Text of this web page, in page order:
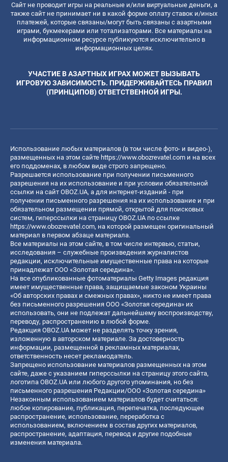
Сайт не проводит игры на реальные и/или виртуальные деньги, а
также сайт не принимает ни в какой форме оплату ставок и/иных
платежей, которые связаны/могут быть связаны с азартными
играми, букмекерами или тотализаторами. Все материалы на
информационном ресурсе публикуются исключительно в
информационных целях.
УЧАСТИЕ В АЗАРТНЫХ ИГРАХ МОЖЕТ ВЫЗЫВАТЬ
ИГРОВУЮ ЗАВИСИМОСТЬ. ПРИДЕРЖИВАЙТЕСЬ ПРАВИЛ
(ПРИНЦИПОВ) ОТВЕТСТВЕННОЙ ИГРЫ.
Использование любых материалов (в том числе фото- и видео-),
размещенных на этом сайте https://www.obozrevatel.com и на всех
его поддоменах, в любом виде строго запрещено.
Разрешается использование при получении письменного
разрешения на их использование и при условии обязательной
ссылки на сайт OBOZ.UA, а для интернет-изданий - при
получении письменного разрешения на их использование и при
обязательном размещении прямой, открытой для поисковых
систем, гиперссылки на страницу OBOZ.UA по ссылке
https://www.obozrevatel.com, на которой размещен оригинальный
материал в первом абзаце материала.
Все материалы на этом сайте, в том числе интервью, статьи,
исследования – служебные произведения журналистов
редакции, исключительные имущественные права на которые
принадлежат ООО «Золотая середина».
На все опубликованные фотоматериалы Getty Images редакция
имеет имущественные права, защищаемые законом Украины
«Об авторских правах и смежных правах», никто не имеет права
без письменного разрешения ООО «Золотая середина» их
использовать, они не подлежат дальнейшему воспроизводству,
переводу, распространению в любой форме.
Редакция OBOZ.UA может не разделять точку зрения,
изложенную в авторском материале. За достоверность
информации, размещенной в рекламных материалах,
ответственность несет рекламодатель.
Запрещено использование материалов размещенных на этом
сайте, даже с указанием гиперссылки на страницу этого сайта,
логотипа OBOZ.UA или любого другого упоминания, но без
письменного разрешения Редакции/ООО «Золотая середина»
Незаконным использованием материалов будет считаться:
любое копирование, публикация, перепечатка, последующее
распространение, использование, переработка с
использованием, включением в состав других материалов,
распространение, адаптация, перевод и другие подобные
изменения материала.